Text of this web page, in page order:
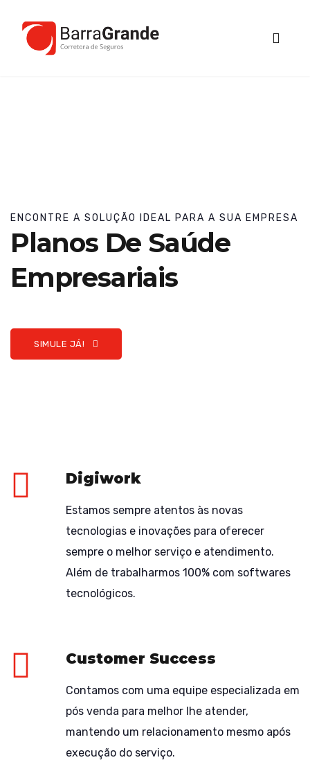
ENCONTRE A SOLUÇÃO IDEAL PARA A SUA EMPRESA
Planos De Saúde
Empresariais
SIMULE JÁ!
Digiwork
Estamos sempre atentos às novas
tecnologias e inovações para oferecer
sempre o melhor serviço e atendimento.
Além de trabalharmos 100% com softwares
tecnológicos.
Customer Success
Contamos com uma equipe especializada em
pós venda para melhor lhe atender,
mantendo um relacionamento mesmo após
execução do serviço.